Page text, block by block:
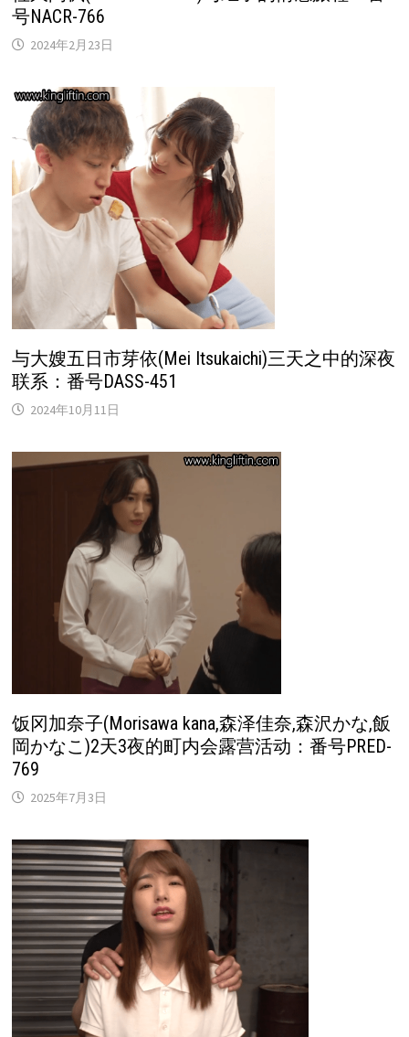
号NACR-766
2024年2月23日
与大嫂五日市芽依(Mei Itsukaichi)三天之中的深夜
联系：番号DASS-451
2024年10月11日
饭冈加奈子(Morisawa kana,森泽佳奈,森沢かな,飯
岡かなこ)2天3夜的町内会露营活动：番号PRED-
769
2025年7月3日